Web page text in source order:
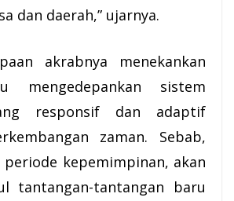
dan daerah,” ujarnya.
akrabnya menekankan
mengedepankan sistem
responsif dan adaptif
zaman. Sebab,
kepemimpinan, akan
tantangan-tantangan baru